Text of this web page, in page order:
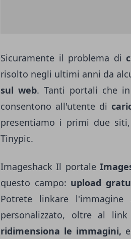
Sicuramente il problema di
risolto negli ultimi anni da
sul web. Tanti portali che in
consentono all'utente di
presentiamo i primi due
Tinypic.
Imageshack Il portale
questo campo: upload
Potrete linkare
personalizzato, oltre al
ridimensiona le immagini,